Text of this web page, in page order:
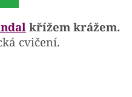
křížem krážem.
cvičení.